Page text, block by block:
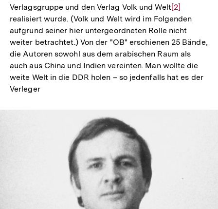
Verlagsgruppe und den Verlag Volk und WeltZur
Auflösung
der
Fußnote
[2]
realisiert wurde. (Volk und Welt wird im Folgenden
aufgrund seiner hier untergeordneten Rolle nicht
weiter betrachtet.) Von der "OB" erschienen 25 Bände,
die Autoren sowohl aus dem arabischen Raum als
auch aus China und Indien vereinten. Man wollte die
weite Welt in die DDR holen – so jedenfalls hat es der
Verleger
In
Lightbox
öffnen